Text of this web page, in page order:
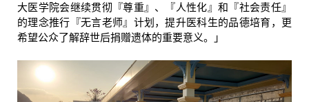
大医学院会继续贯彻『尊重』、『人性化』和『社会责任』
的理念推行『无言老师』计划，提升医科生的品德培育，更
希望公众了解辞世后捐赠遗体的重要意义。」